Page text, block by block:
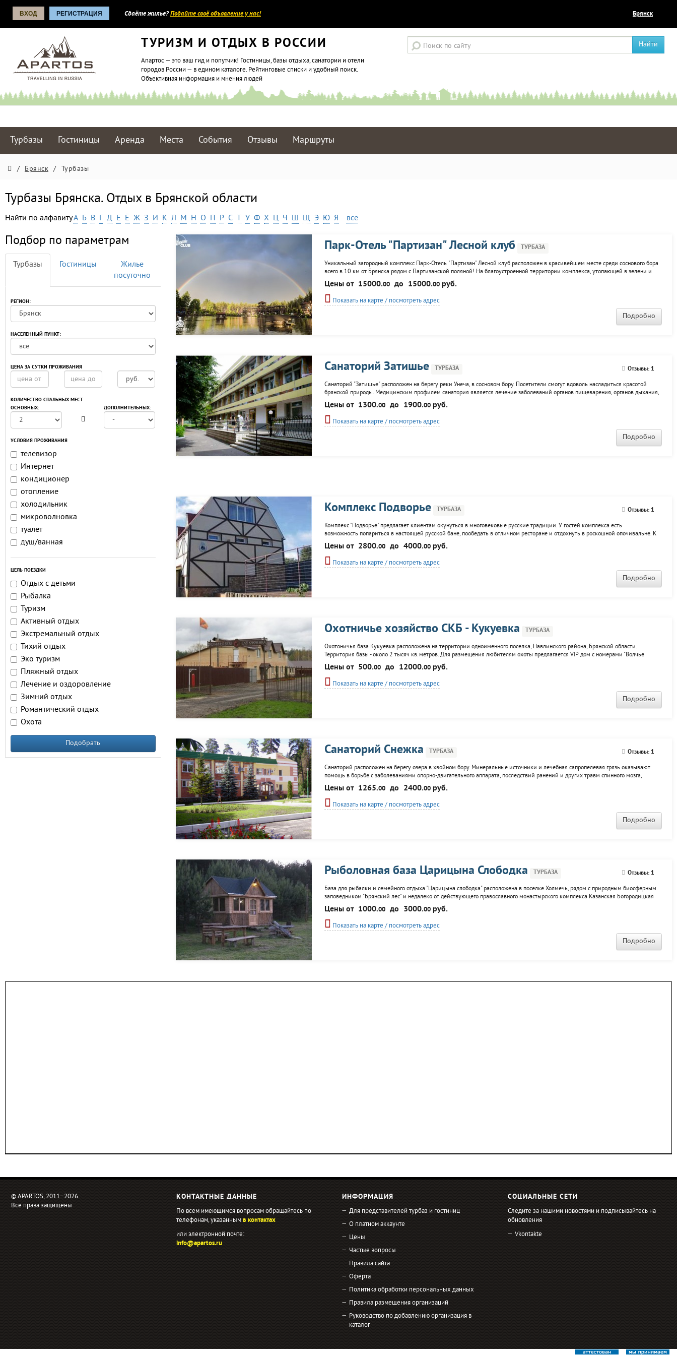
ВХОД РЕГИСТРАЦИЯ Сдаёте жилье?Подайте своё объявление у нас! Брянск
ТУРИЗМ И ОТДЫХ В РОССИИ
Апартос — это ваш гид и попутчик! Гостиницы, базы отдыха, санатории и отели
городов России — в едином каталоге. Рейтинговые списки и удобный поиск.
Объективная информация и мнения людей
Найти
Турбазы Гостиницы Аренда Места События Отзывы Маршруты
/ Брянск / Турбазы
Турбазы Брянска. Отдых в Брянской области
Найти по алфавитуА Б В Г Д Е Ё Ж З И К Л М Н О П Р С Т У Ф Х Ц Ч Ш Щ Э Ю Я все
Подбор по параметрам
Турбазы Гостиницы
Жилье
посуточно
РЕГИОН:
НАСЕЛЕННЫЙ ПУНКТ:
ЦЕНА ЗА СУТКИ ПРОЖИВАНИЯ
КОЛИЧЕСТВО СПАЛЬНЫХ МЕСТ
ОСНОВНЫХ:
ДОПОЛНИТЕЛЬНЫХ:
УСЛОВИЯ ПРОЖИВАНИЯ
телевизор
Интернет
кондиционер
отопление
холодильник
микроволновка
туалет
душ/ванная
ЦЕЛЬ ПОЕЗДКИ
Отдых с детьми
Рыбалка
Туризм
Активный отдых
Экстремальный отдых
Тихий отдых
Эко туризм
Пляжный отдых
Лечение и оздоровление
Зимний отдых
Романтический отдых
Охота
Подобрать
Парк-Отель "Партизан" Лесной клуб ТУРБАЗА
Уникальный загородный комплекс Парк-Отель "Партизан" Лесной клуб расположен в красивейшем месте среди соснового бора
всего в 10 км от Брянска рядом с Партизанской поляной! На благоустроенной территории комплекса, утопающей в зелени и
цветах, расположены настоящее лесное озеро, доверху заполненное рыбой, комфортабельные большие и малые
пирсы,партизанский ресторан, летние террасы над
Цены от 15000.00 до 15000.00руб.
Показать на карте / посмотреть адрес
Подробно
Отзывы: 1
Санаторий Затишье ТУРБАЗА
Санаторий "Затишье" расположен на берегу реки Унеча, в сосновом бору. Посетители смогут вдоволь насладиться красотой
брянской природы. Медицинским профилем санатория является лечение заболеваний органов пищеварения, органов дыхания,
костно–мышечной системы и соединительной ткани, мочеполовой системы и женских половых органов, а также заболеваний
нервной системы, лор-органов. ...
Цены от 1300.00 до 1900.00руб.
Показать на карте / посмотреть адрес
Подробно
Отзывы: 1
Комплекс Подворье ТУРБАЗА
Комплекс "Подворье" предлагает клиентам окунуться в многовековые русские традиции. У гостей комплекса есть
возможность попариться в настоящей русской бане, пообедать в отличном ресторане и отдохнуть в роскошной опочивальне. К
услугам представлены: 2 русские бани, турецкая баня, 1 сауна, 7 гостиничных номеров (из них 2 с саунами), 1 номер люкс,
летнее кафе, ресторан, а так же...
Цены от 2800.00 до 4000.00руб.
Показать на карте / посмотреть адрес
Подробно
Охотничье хозяйство СКБ - Кукуевка ТУРБАЗА
Охотоничья база Кукуевка расположена на территории одноименного поселка, Навлинского района, Брянской области.
Территория базы - около 2 тысяч кв.метров. Для размещения любителям охоты предлагается VIP дом с номерами "Волчье
логово" и "Медвежья берлога", дом Люкс с пятью номерами и дом на 25 гостей, в каждом - кухня и душевые, спутниковое TV. На
территории базы...
Цены от 500.00 до 12000.00руб.
Показать на карте / посмотреть адрес
Подробно
Отзывы: 1
Санаторий Снежка ТУРБАЗА
Санаторий расположен на берегу озера в хвойном бору. Минеральные источники и лечебная сапропелевая грязь оказывают
помощь в борьбе с заболеваниями опорно-двигательного аппарата, последствий ранений и других травм спинного мозга,
хронических воспалительных. Клиенты могут воспользоваться услугами вечернего профилактория. Также санаторий подходит
для семейного, детского и корпоративного отдыха...
Цены от 1265.00 до 2400.00руб.
Показать на карте / посмотреть адрес
Подробно
Отзывы: 1
Рыболовная база Царицына Слободка ТУРБАЗА
База для рыбалки и семейного отдыха "Царицына слободка" расположена в поселке Холмечь, рядом с природным биосферным
заповедником "Брянский лес" и недалеко от действующего православного монастырского комплекса Казанская Богородицкая
Площанская мужская пустынь. Гостям предлагаются малые домики на одного - двух постояльцев, домики, вмещающие семью
или компанию из четырех...
Цены от 1000.00 до 3000.00руб.
Показать на карте / посмотреть адрес
Подробно
© APARTOS, 2011−2026
Все права защищены
КОНТАКТНЫЕ ДАННЫЕ
По всем имеющимся вопросам обращайтесь по
телефонам, указаннымв контактах
или электронной почте:
info@apartos.ru
ИНФОРМАЦИЯ
Для представителей турбаз и гостиниц
О платном аккаунте
Цены
Частые вопросы
Правила сайта
Оферта
Политика обработки персональных данных
Правила размещения организаций
Руководство по добавлению организация в
каталог
СОЦИАЛЬНЫЕ СЕТИ
Следите за нашими новостями и подписывайтесь на
обновления
Vkontakte